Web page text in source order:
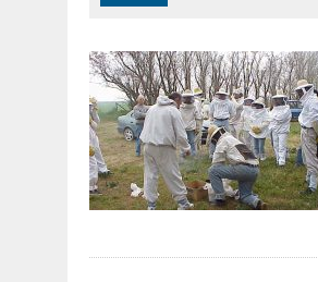
JULHO 30, 2026 | CASES DIVULGA
JULHO 26, 2026 | UM MARCO QUE
AGOSTO 6, 2026 | UM ENTRE MUITOS